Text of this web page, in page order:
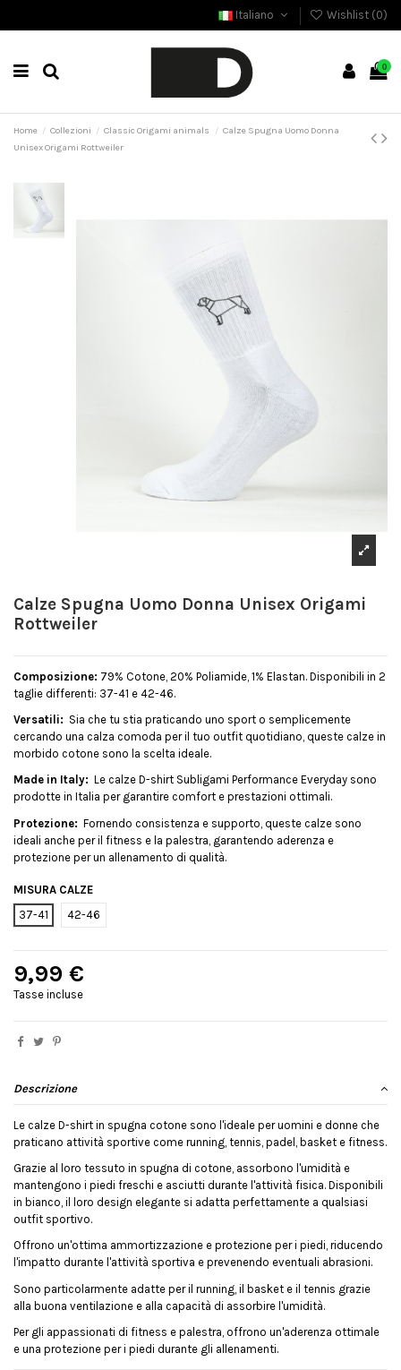
Italiano Wishlist (0)
0
Home Collezioni Classic Origami animals
Calze Spugna Uomo Donna
Unisex Origami Rottweiler
Calze Spugna Uomo Donna Unisex Origami
Rottweiler
Composizione: 79% Cotone, 20% Poliamide, 1% Elastan. Disponibili in 2
taglie differenti: 37-41 e 42-46.
Versatili: Sia che tu stia praticando uno sport o semplicemente
cercando una calza comoda per il tuo outfit quotidiano, queste calze in
morbido cotone sono la scelta ideale.
Made in Italy: Le calze D-shirt Subligami Performance Everyday sono
prodotte in Italia per garantire comfort e prestazioni ottimali.
Protezione: Fornendo consistenza e supporto, queste calze sono
ideali anche per il fitness e la palestra, garantendo aderenza e
protezione per un allenamento di qualità.
MISURA CALZE
37-41
42-46
9,99 €
Tasse incluse
Descrizione
Le calze D-shirt in spugna cotone sono l'ideale per uomini e donne che
praticano attività sportive come running, tennis, padel, basket e fitness.
Grazie al loro tessuto in spugna di cotone, assorbono l'umidità e
mantengono i piedi freschi e asciutti durante l'attività fisica. Disponibili
in bianco, il loro design elegante si adatta perfettamente a qualsiasi
outfit sportivo.
Offrono un'ottima ammortizzazione e protezione per i piedi, riducendo
l'impatto durante l'attività sportiva e prevenendo eventuali abrasioni.
Sono particolarmente adatte per il running, il basket e il tennis grazie
alla buona ventilazione e alla capacità di assorbire l'umidità.
Per gli appassionati di fitness e palestra, offrono un'aderenza ottimale
e una protezione per i piedi durante gli allenamenti.